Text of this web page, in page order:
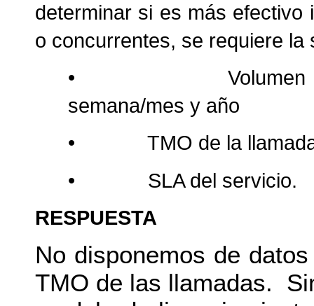
determinar si es más efectivo
o concurrentes, se requiere la
•
semana/mes y año
•
TMO de la
•
SLA del servicio.
RESPUESTA
No disponemos de
TMO de las llamadas.